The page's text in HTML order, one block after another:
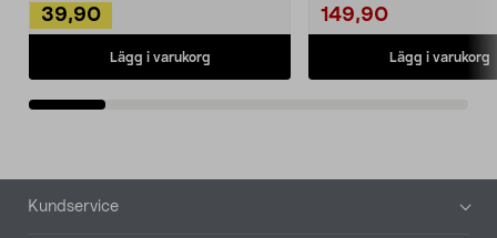
39,90
Lägg i varukorg
149,90
Lägg i varukorg
Sidfot
Kundservice